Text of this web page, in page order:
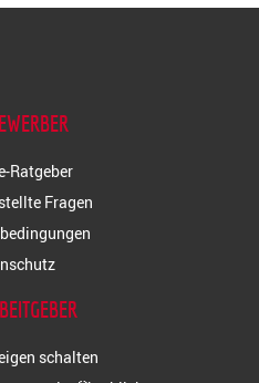
Ratgeber
Fragen
schalten